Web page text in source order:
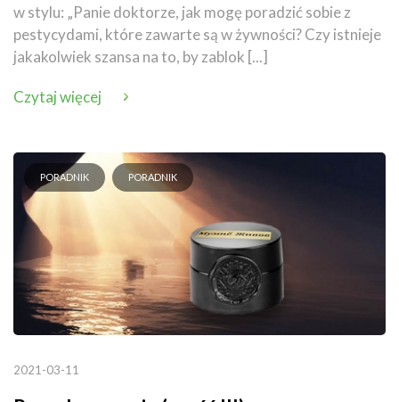
w stylu: „Panie doktorze, jak mogę poradzić sobie z
pestycydami, które zawarte są w żywności? Czy istnieje
jakakolwiek szansa na to, by zablok [...]
Czytaj więcej
PORADNIK PORADNIK
2021-03-11